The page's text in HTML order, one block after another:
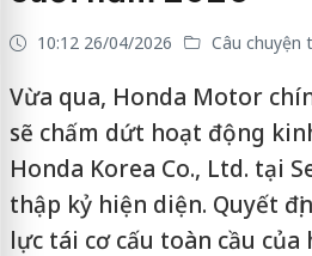
10:12 26/04/2026 Câu chuyện
Vừa qua, Honda Motor
sẽ chấm dứt hoạt động
Honda Korea Co., Ltd. tại
thập kỷ hiện diện. Quyết
lực tái cơ cấu toàn cầu của